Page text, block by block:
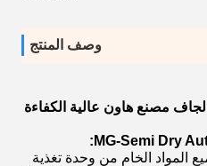
وصف المنتج
مصنع هاون عالية الكفاءة
المواد الخام من وحدة تغذية